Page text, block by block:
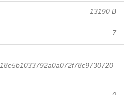
13190 B
7